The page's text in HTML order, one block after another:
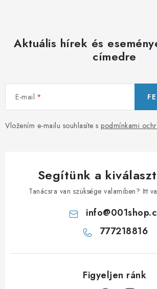
Aktuális hírek és
címedre
E-mail
Vložením e-mailu souhlasíte s podmínkami
Segítünk a
Tanácsra van szüksége valamiben? Itt
info@
777218816